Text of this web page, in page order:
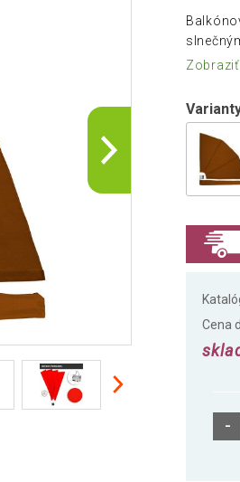
Cena
-